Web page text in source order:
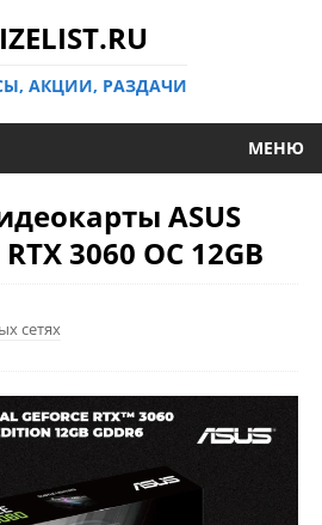
АКЦИИ, РАЗДАЧИ
МЕНЮ
ASUS
3060 OC 12GB
сетях